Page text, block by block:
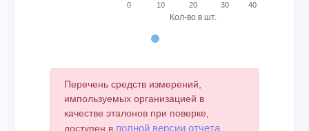
Кол-во в шт.
0 10 20 30 40
Перечень средств измерений,
импользуемых организацией в
качестве эталонов при поверке,
доступен в полной версии отчета